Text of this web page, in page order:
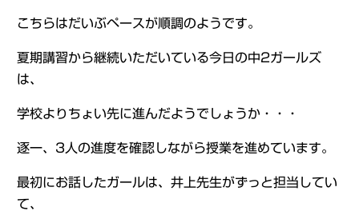
こちらはだいぶペースが順調のようです。
夏期講習から継続いただいている今日の中2ガールズ
は、
学校よりちょい先に進んだようでしょうか・・・
逐一、3人の進度を確認しながら授業を進めています。
最初にお話したガールは、井上先生がずっと担当してい
て、